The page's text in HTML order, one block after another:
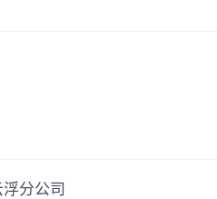
分公司